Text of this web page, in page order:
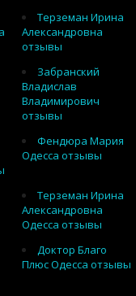
Терземан Ирина
Александровна
отзывы
Забранский
Владислав
Владимирович
отзывы
Фендюра Мария
Одесса отзывы
Терземан Ирина
Александровна
Одесса отзывы
Доктор Благо
Плюс Одесса отзывы